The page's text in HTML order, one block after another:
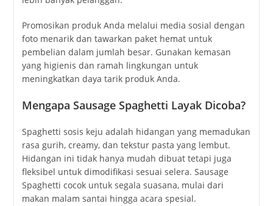
Promosikan produk Anda melalui media sosial dengan
foto menarik dan tawarkan paket hemat untuk
pembelian dalam jumlah besar. Gunakan kemasan
yang higienis dan ramah lingkungan untuk
meningkatkan daya tarik produk Anda.
Mengapa Sausage Spaghetti Layak Dicoba?
Spaghetti sosis keju adalah hidangan yang memadukan
rasa gurih, creamy, dan tekstur pasta yang lembut.
Hidangan ini tidak hanya mudah dibuat tetapi juga
fleksibel untuk dimodifikasi sesuai selera. Sausage
Spaghetti cocok untuk segala suasana, mulai dari
makan malam santai hingga acara spesial.